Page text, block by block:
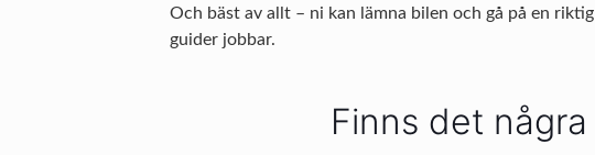
Och bäst av allt – ni kan lämna bilen och gå på en
guider jobbar.
Finns det